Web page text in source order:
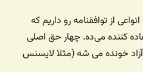
انواعی از توافقنامه رو داریم که
کننده می‌ده. چهار حق اصلی
خونده می شه (مثلا لایسنس